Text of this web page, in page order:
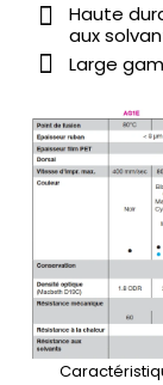
Haute
aux
Large